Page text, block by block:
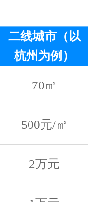
二线城市（以
杭州为例）
70㎡
500元/㎡
2万元